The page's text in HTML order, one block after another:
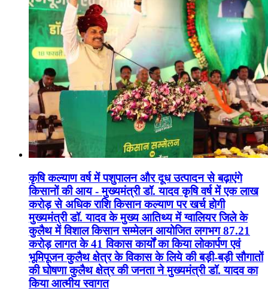
कृषि कल्याण वर्ष में पशुपालन और दूध उत्पादन से बढ़ाएंगे
किसानों की आय - मुख्यमंत्री डॉ. यादव कृषि वर्ष में एक लाख
करोड़ से अधिक राशि किसान कल्याण पर खर्च होगी
मुख्यमंत्री डॉ. यादव के मुख्य आतिथ्य में ग्वालियर जिले के
कुलैथ में विशाल किसान सम्मेलन आयोजित लगभग 87.21
करोड़ लागत के 41 विकास कार्यों का किया लोकार्पण एवं
भूमिपूजन कुलैथ क्षेत्र के विकास के लिये की बड़ी-बड़ी सौगातों
की घोषणा कुलैथ क्षेत्र की जनता ने मुख्यमंत्री डॉ. यादव का
किया आत्मीय स्वागत